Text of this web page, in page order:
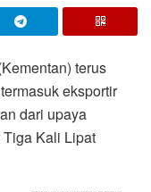
terus
eksportir
dari upaya
Kali Lipat